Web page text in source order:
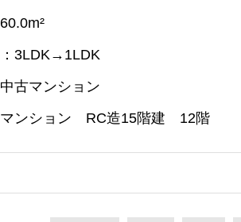
60.0m²
3LDK→1LDK
中古マンション
マンション RC造15階建 12階